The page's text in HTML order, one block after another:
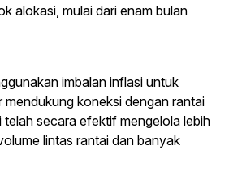
alokasi, mulai dari enam bulan
imbalan inflasi untuk
koneksi dengan rantai
telah secara efektif mengelola lebih
lintas rantai dan banyak